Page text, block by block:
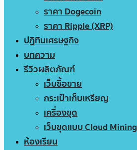
ราคา Dogecoin
ราคา Ripple (XRP)
ปฏิทินเศรษฐกิจ
บทความ
รีวิวผลิตภัณฑ์
เว็บซื้อขาย
กระเป๋าเก็บเหรียญ
เครื่องขุด
เว็บขุดแบบ Cloud Mining
ห้องเรียน